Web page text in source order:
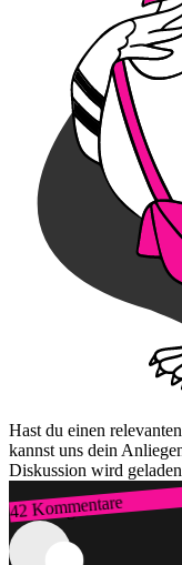
Hast du einen
kannst uns dein
Diskussion wird
42 Kommentare
Zum Login